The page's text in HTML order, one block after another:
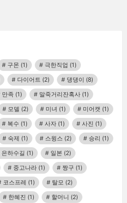
구몬 (1) 극한직업 (1)
다이어트 (2) 댕댕이 (8)
만족 (1) 말죽거리잔혹사 (1)
모델 (2) 미녀 (1) 미어캣 (1)
복수 (1) 사자 (1) 사진 (1)
숙제 (1) 스윙스 (2) 승리 (1)
은하수길 (1) 일본 (2)
중고나라 (1) 짱구 (1)
코스프레 (1) 탈모 (2)
한혜진 (1) 할머니 (2)